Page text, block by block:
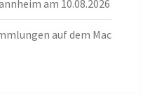
am 10.08.2026
auf dem Mac